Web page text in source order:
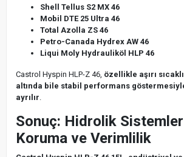
Shell Tellus S2 MX 46
Mobil DTE 25 Ultra 46
Total Azolla ZS 46
Petro-Canada Hydrex AW 46
Liqui Moly Hydrauliköl HLP 46
Castrol Hyspin HLP-Z 46, özellikle aşırı
altında bile stabil performans
ayrılır.
Sonuç: Hidrolik
Koruma ve Verimlilik